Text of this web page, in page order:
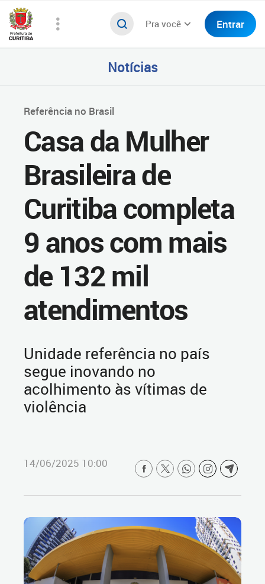
Pra você Entrar
Notícias
Referência no Brasil
Casa da Mulher
Brasileira de
Curitiba completa
9 anos com mais
de 132 mil
atendimentos
Unidade referência no país
segue inovando no
acolhimento às vítimas de
violência
14/06/2025 10:00